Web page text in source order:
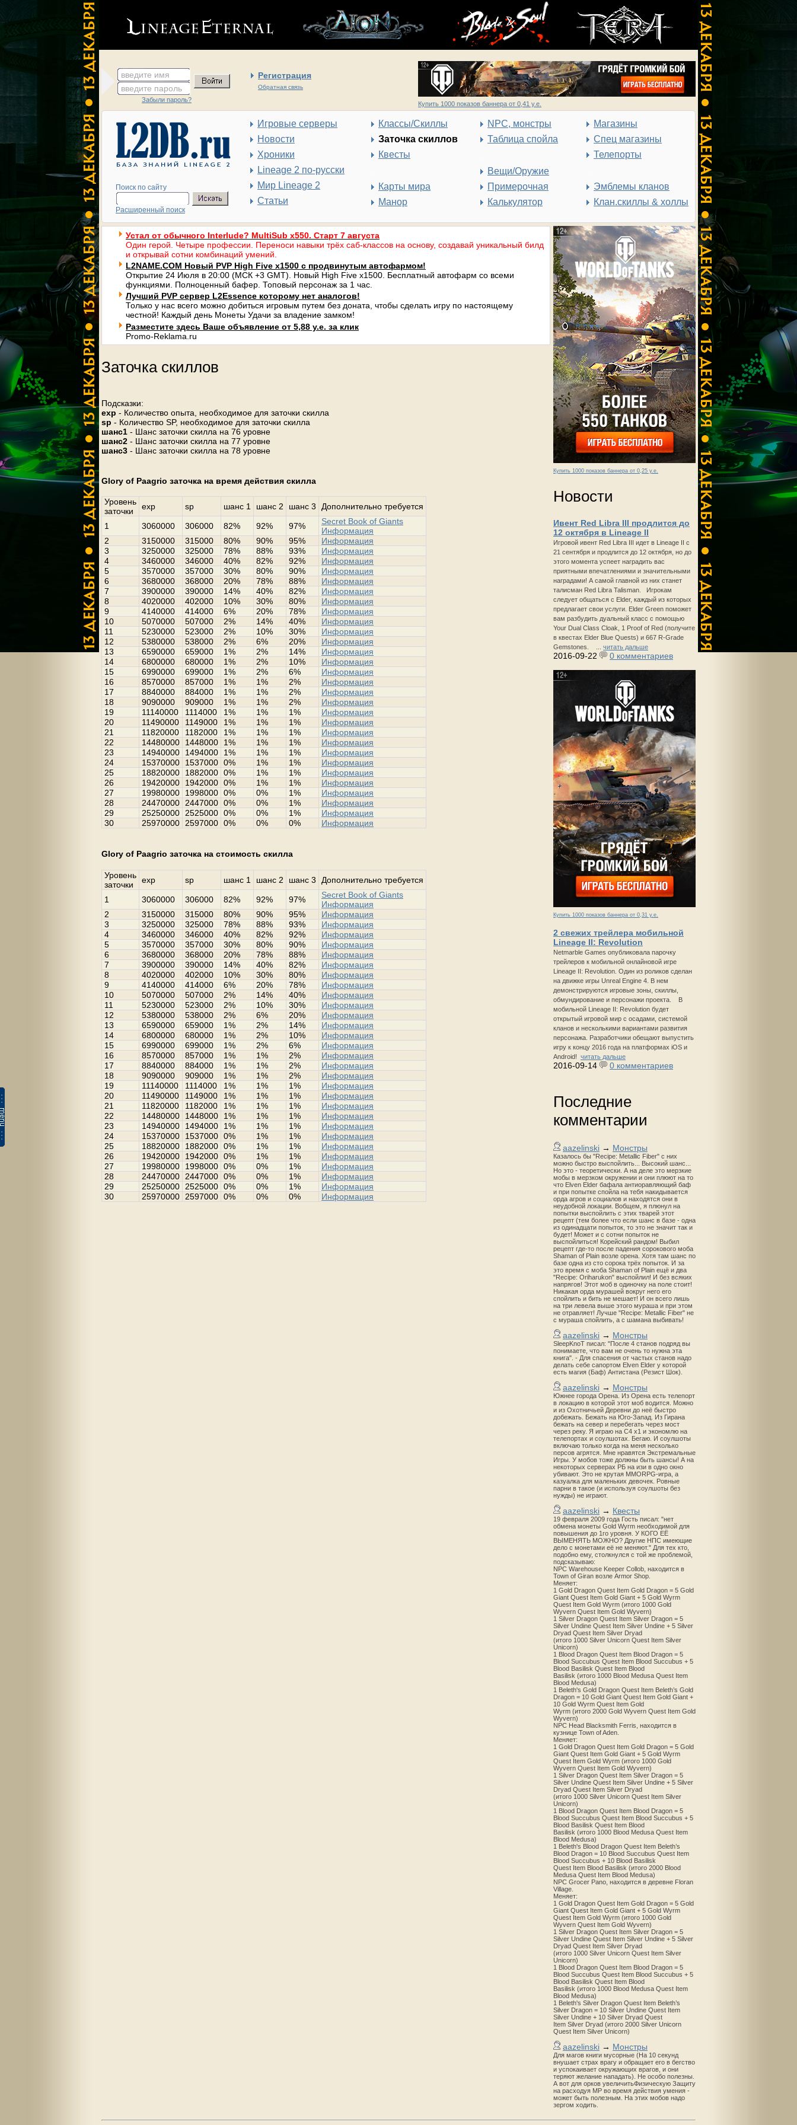
введите имя Регистрация
Обратная связь
введите пароль
Забыли пароль?
Купить 1000 показов баннера от 0,41 у.е.
Поиск по сайту
Расширенный поиск
Игровые серверы
Новости
Хроники
Lineage 2 по-русски
Мир Lineage 2
Статьи
Классы/Скиллы
Заточка скиллов
Квесты
Карты мира
Манор
NPC, монстры
Таблица спойла
Вещи/Оружие
Примерочная
Калькулятор
Магазины
Спец магазины
Телепорты
Эмблемы кланов
Клан.скиллы & холлы
Купить 1000 показов баннера от 0,25 у.е.
Новости
Ивент Red Libra III продлится до
12 октября в Lineage II
Игровой ивент Red Libra III идет в Lineage II с
21 сентября и продлится до 12 октября, но до
этого момента успеет наградить вас
приятными впечатлениями и значительными
наградами! А самой главной из них станет
талисман Red Libra Talisman. Игрокам
следует общаться с Elder, каждый из которых
предлагает свои услуги. Elder Green поможет
вам разбудить дуальный класс с помощью
Your Dual Class Cloak, 1 Proof of Red (получите
в квестах Elder Blue Quests) и 667 R-Grade
Gemstones. ... читать дальше
2016-09-22 0 комментариев
Купить 1000 показов баннера от 0,31 у.е.
2 свежих трейлера мобильной
Lineage II: Revolution
Netmarble Games опубликовала парочку
трейлеров к мобильной онлайновой игре
Lineage II: Revolution. Один из роликов сделан
на движке игры Unreal Engine 4. В нем
демонстрируются игровые зоны, скиллы,
обмундирование и персонажи проекта. В
мобильной Lineage II: Revolution будет
открытый игровой мир с осадами, системой
кланов и несколькими вариантами развития
персонажа. Разработчики обещают выпустить
игру к концу 2016 года на платформах iOS и
Android! читать дальше
2016-09-14 0 комментариев
Последние
комментарии
aazelinski → Монстры
Казалось бы "Recipe: Metallic Fiber" с них
можно быстро выспойлить... Высокий шанс...
Но это - теоретически. А на деле это мерзкие
мобы в мерзком окружении и они плюют на то
что Elven Elder бафала антиоравляющий баф
и при попытке спойла на тебя накидывается
орда агров и социалов и находятся они в
неудобной локации. Вобщем, я плюнул на
попытки выспойлить с этих тварей этот
рецепт (тем более что если шанс в базе - одна
из одинадцати попыток, то это не значит так и
будет! Может и с сотни попыток не
выспойлиться! Корейский рандом! Выбил
рецепт где-то после падения сорокового моба
Shaman of Plain возле орена. Хотя там шанс по
базе одна из сто сорока трёх попыток. И за
это время с моба Shaman of Plain ещё и два
"Recipe: Oriharukon" выспойлил! И без всяких
напрягов! Этот моб в одиночку на поле стоит!
Никакая орда мурашей вокруг него его
спойлить и бить не мешает! И он всего лишь
на три левела выше этого мураша и при этом
не отравляет! Лучше "Recipe: Metallic Fiber" не
с мураша спойлить, а с шамана выбивать!
aazelinski → Монстры
SleepKnoT писал: "После 4 станов подряд вы
понимаете, что вам не очень то нужна эта
книга". - Для спасения от частых станов надо
делать себе сапортом Elven Elder у которой
есть магия (Баф) Антистана (Резист Шок).
aazelinski → Монстры
Южнее города Орена. Из Орена есть телепорт
в локацию в которой этот моб водится. Можно
и из Охотничьей Деревни до неё быстро
добежать. Бежать на Юго-Запад. Из Гирана
бежать на север и перебегать через мост
через реку. Я играю на С4 х1 и экономлю на
телепортах и соулшотах. Бегаю. И соулшоты
включаю только когда на меня несколько
персов агрятся. Мне нравятся Экстремальные
Игры. У мобов тоже должны быть шансы! А на
некоторых серверах РБ на изи в одно окно
убивают. Это не крутая MMORPG-игра, а
казуалка для маленьких девочек. Ровные
парни в такое (и используя соулшоты без
нужды) не играют.
aazelinski → Квесты
19 февраля 2009 года Гость писал: "нет
обмена монеты Gold Wyrm необходимой для
повышения до 1го уровня. У КОГО ЕЁ
ВЫМЕНЯТЬ МОЖНО? Другие НПС имеющие
дело с монетами её не меняют." Для тех кто,
подобно ему, столкнулся с той же проблемой,
подсказываю:
NPC Warehouse Keeper Collob, находится в
Town of Giran возле Armor Shop.
Меняет:
1 Gold Dragon Quest Item Gold Dragon = 5 Gold
Giant Quest Item Gold Giant + 5 Gold Wyrm
Quest Item Gold Wyrm (итого 1000 Gold
Wyvern Quest Item Gold Wyvern)
1 Silver Dragon Quest Item Silver Dragon = 5
Silver Undine Quest Item Silver Undine + 5 Silver
Dryad Quest Item Silver Dryad
(итого 1000 Silver Unicorn Quest Item Silver
Unicorn)
1 Blood Dragon Quest Item Blood Dragon = 5
Blood Succubus Quest Item Blood Succubus + 5
Blood Basilisk Quest Item Blood
Basilisk (итого 1000 Blood Medusa Quest Item
Blood Medusa)
1 Beleth's Gold Dragon Quest Item Beleth’s Gold
Dragon = 10 Gold Giant Quest Item Gold Giant +
10 Gold Wyrm Quest Item Gold
Wyrm (итого 2000 Gold Wyvern Quest Item Gold
Wyvern)
NPC Head Blacksmith Ferris, находится в
кузнице Town of Aden.
Меняет:
1 Gold Dragon Quest Item Gold Dragon = 5 Gold
Giant Quest Item Gold Giant + 5 Gold Wyrm
Quest Item Gold Wyrm (итого 1000 Gold
Wyvern Quest Item Gold Wyvern)
1 Silver Dragon Quest Item Silver Dragon = 5
Silver Undine Quest Item Silver Undine + 5 Silver
Dryad Quest Item Silver Dryad
(итого 1000 Silver Unicorn Quest Item Silver
Unicorn)
1 Blood Dragon Quest Item Blood Dragon = 5
Blood Succubus Quest Item Blood Succubus + 5
Blood Basilisk Quest Item Blood
Basilisk (итого 1000 Blood Medusa Quest Item
Blood Medusa)
1 Beleth's Blood Dragon Quest Item Beleth’s
Blood Dragon = 10 Blood Succubus Quest Item
Blood Succubus + 10 Blood Basilisk
Quest Item Blood Basilisk (итого 2000 Blood
Medusa Quest Item Blood Medusa)
NPC Grocer Pano, находится в деревне Floran
Village.
Меняет:
1 Gold Dragon Quest Item Gold Dragon = 5 Gold
Giant Quest Item Gold Giant + 5 Gold Wyrm
Quest Item Gold Wyrm (итого 1000 Gold
Wyvern Quest Item Gold Wyvern)
1 Silver Dragon Quest Item Silver Dragon = 5
Silver Undine Quest Item Silver Undine + 5 Silver
Dryad Quest Item Silver Dryad
(итого 1000 Silver Unicorn Quest Item Silver
Unicorn)
1 Blood Dragon Quest Item Blood Dragon = 5
Blood Succubus Quest Item Blood Succubus + 5
Blood Basilisk Quest Item Blood
Basilisk (итого 1000 Blood Medusa Quest Item
Blood Medusa)
1 Beleth's Silver Dragon Quest Item Beleth’s
Silver Dragon = 10 Silver Undine Quest Item
Silver Undine + 10 Silver Dryad Quest
Item Silver Dryad (итого 2000 Silver Unicorn
Quest Item Silver Unicorn)
aazelinski → Монстры
Для магов книги мусорные (На 10 секунд
внушает страх врагу и обращает его в бегство
и успокаивает окружающих врагов, и они
теряют желание нападать). Не особо полезны.
А вот для орков увеличитьФизическую Защиту
на расходуя MP во время действия умения -
может быть полезным. На этих мобов надо
зергом ходить.
Устал от обычного Interlude? MultiSub x550. Старт 7 августа
Один герой. Четыре профессии. Переноси навыки трёх саб-классов на основу, создавай уникальный билд
и открывай сотни комбинаций умений.
L2NAME.COM Новый PVP High Five x1500 с продвинутым автофармом!
Открытие 24 Июля в 20:00 (МСК +3 GMT). Новый High Five x1500. Бесплатный автофарм со всеми
функциями. Полноценный бафер. Топовый персонаж за 1 час.
Лучший PVP сервер L2Essence которому нет аналогов!
Только у нас всего можно добиться игровым путем без доната, чтобы сделать игру по настоящему
честной! Каждый день Монеты Удачи за владение замком!
Разместите здесь Ваше объявление от 5,88 у.е. за клик
Promo-Reklama.ru
Заточка скиллов
Подсказки:
exp - Количество опыта, необходимое для заточки скилла
sp - Количество SP, необходимое для заточки скилла
шанс1 - Шанс заточки скилла на 76 уровне
шанс2 - Шанс заточки скилла на 77 уровне
шанс3 - Шанс заточки скилла на 78 уровне
Glory of Paagrio заточка на время действия скилла
Уровень
заточки
exp sp шанс 1 шанс 2 шанс 3 Дополнительно требуется
1 3060000 306000 82% 92% 97%
Secret Book of Giants
Информация
2
3150000 315000 80% 90% 95%
Информация
3
3250000 325000 78% 88% 93%
Информация
4
3460000 346000 40% 82% 92%
Информация
5
3570000 357000 30% 80% 90%
Информация
6
3680000 368000 20% 78% 88%
Информация
7
3900000 390000 14% 40% 82%
Информация
8
4020000 402000 10% 30% 80%
Информация
9
4140000 414000 6% 20% 78%
Информация
10
5070000 507000 2% 14% 40%
Информация
11
5230000 523000 2% 10% 30%
Информация
12
5380000 538000 2% 6% 20%
Информация
13
6590000 659000 1% 2% 14%
Информация
14
6800000 680000 1% 2% 10%
Информация
15
6990000 699000 1% 2% 6%
Информация
16
8570000 857000 1% 1% 2%
Информация
17
8840000 884000 1% 1% 2%
Информация
18
9090000 909000 1% 1% 2%
Информация
19
11140000 1114000 1% 1% 1%
Информация
20
11490000 1149000 1% 1% 1%
Информация
21
11820000 1182000 1% 1% 1%
Информация
22
14480000 1448000 1% 1% 1%
Информация
23
14940000 1494000 1% 1% 1%
Информация
24
15370000 1537000 0% 1% 1%
Информация
25
18820000 1882000 0% 1% 1%
Информация
26
19420000 1942000 0% 1% 1%
Информация
27
19980000 1998000 0% 0% 1%
Информация
28
24470000 2447000 0% 0% 1%
Информация
29
25250000 2525000 0% 0% 1%
Информация
30
25970000 2597000 0% 0% 0% Информация
Glory of Paagrio заточка на стоимость скилла
Уровень
заточки
exp sp шанс 1 шанс 2 шанс 3 Дополнительно требуется
1 3060000 306000 82% 92% 97%
Secret Book of Giants
Информация
2
3150000 315000 80% 90% 95%
Информация
3
3250000 325000 78% 88% 93%
Информация
4
3460000 346000 40% 82% 92%
Информация
5
3570000 357000 30% 80% 90%
Информация
6
3680000 368000 20% 78% 88%
Информация
7
3900000 390000 14% 40% 82%
Информация
8
4020000 402000 10% 30% 80%
Информация
9
4140000 414000 6% 20% 78%
Информация
10
5070000 507000 2% 14% 40%
Информация
11
5230000 523000 2% 10% 30%
Информация
12
5380000 538000 2% 6% 20%
Информация
13
6590000 659000 1% 2% 14%
Информация
14
6800000 680000 1% 2% 10%
Информация
15
6990000 699000 1% 2% 6%
Информация
16
8570000 857000 1% 1% 2%
Информация
17
8840000 884000 1% 1% 2%
Информация
18
9090000 909000 1% 1% 2%
Информация
19
11140000 1114000 1% 1% 1%
Информация
20
11490000 1149000 1% 1% 1%
Информация
21
11820000 1182000 1% 1% 1%
Информация
22
14480000 1448000 1% 1% 1%
Информация
23
14940000 1494000 1% 1% 1%
Информация
24
15370000 1537000 0% 1% 1%
Информация
25
18820000 1882000 0% 1% 1%
Информация
26
19420000 1942000 0% 1% 1%
Информация
27
19980000 1998000 0% 0% 1%
Информация
28
24470000 2447000 0% 0% 1%
Информация
29
25250000 2525000 0% 0% 1%
Информация
30
25970000 2597000 0% 0% 0% Информация